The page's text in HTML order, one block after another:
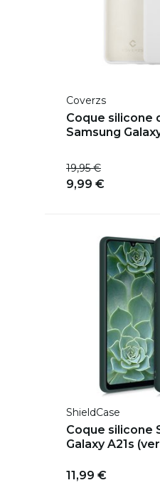
Coverzs
Coque silicone
Samsung
19,95 €
9,99 €
ShieldCase
Coque silicone
Galaxy A21s
11,99 €